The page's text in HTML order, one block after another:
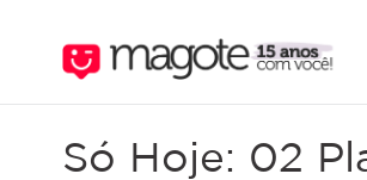
Só Hoje: 02